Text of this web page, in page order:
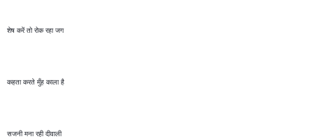
शेष करें तो रोक रहा जग
कहता करते मुँह काला है
सजनी मना रही दीवाली